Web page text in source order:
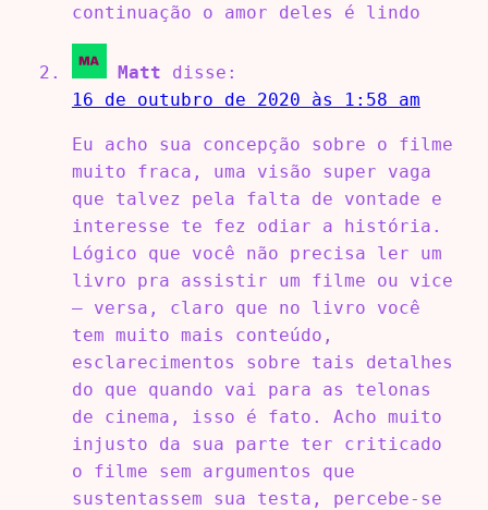
continuação o amor deles é lindo
Matt
disse:
16 de outubro de 2020 às 1:58 am
Eu acho sua concepção sobre o filme
muito fraca, uma visão super vaga
que talvez pela falta de vontade e
interesse te fez odiar a história.
Lógico que você não precisa ler um
livro pra assistir um filme ou vice
– versa, claro que no livro você
tem muito mais conteúdo,
esclarecimentos sobre tais detalhes
do que quando vai para as telonas
de cinema, isso é fato. Acho muito
injusto da sua parte ter criticado
o filme sem argumentos que
sustentassem sua testa, percebe-se